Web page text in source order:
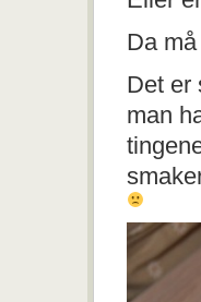
Da
Det er
man